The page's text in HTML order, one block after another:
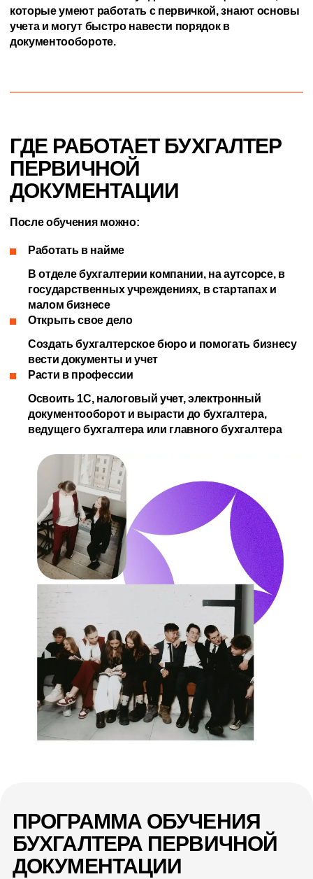
которые умеют работать с первичкой, знают основы
учета и могут быстро навести порядок в
документообороте.
ГДЕ РАБОТАЕТ БУХГАЛТЕР
ПЕРВИЧНОЙ
ДОКУМЕНТАЦИИ
После обучения можно:
Работать в найме
В отделе бухгалтерии компании, на аутсорсе, в
государственных учреждениях, в стартапах и
малом бизнесе
Открыть свое дело
Создать бухгалтерское бюро и помогать бизнесу
вести документы и учет
Расти в профессии
Освоить 1С, налоговый учет, электронный
документооборот и вырасти до бухгалтера,
ведущего бухгалтера или главного бухгалтера
ПРОГРАММА ОБУЧЕНИЯ
БУХГАЛТЕРА ПЕРВИЧНОЙ
ДОКУМЕНТАЦИИ